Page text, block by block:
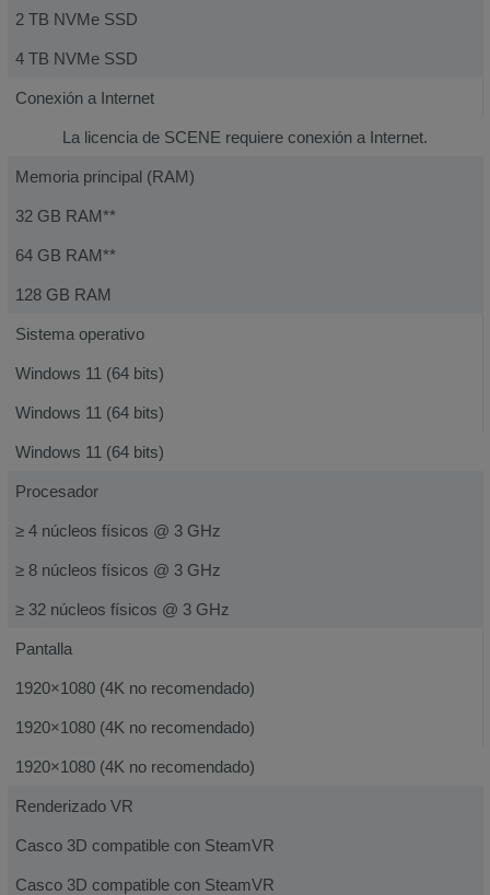
2 TB NVMe SSD
4 TB NVMe SSD
Conexión a Internet
La licencia de SCENE requiere conexión a Internet.
Memoria principal (RAM)
32 GB RAM**
64 GB RAM**
128 GB RAM
Sistema operativo
Windows 11 (64 bits)
Windows 11 (64 bits)
Windows 11 (64 bits)
Procesador
≥ 4 núcleos físicos @ 3 GHz
≥ 8 núcleos físicos @ 3 GHz
≥ 32 núcleos físicos @ 3 GHz
Pantalla
1920×1080 (4K no recomendado)
1920×1080 (4K no recomendado)
1920×1080 (4K no recomendado)
Renderizado VR
Casco 3D compatible con SteamVR
Casco 3D compatible con SteamVR